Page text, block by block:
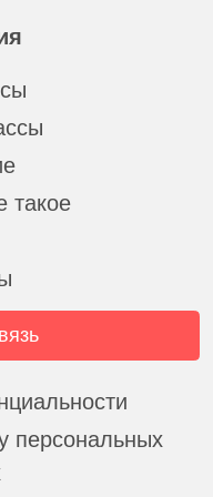
такое
персональных